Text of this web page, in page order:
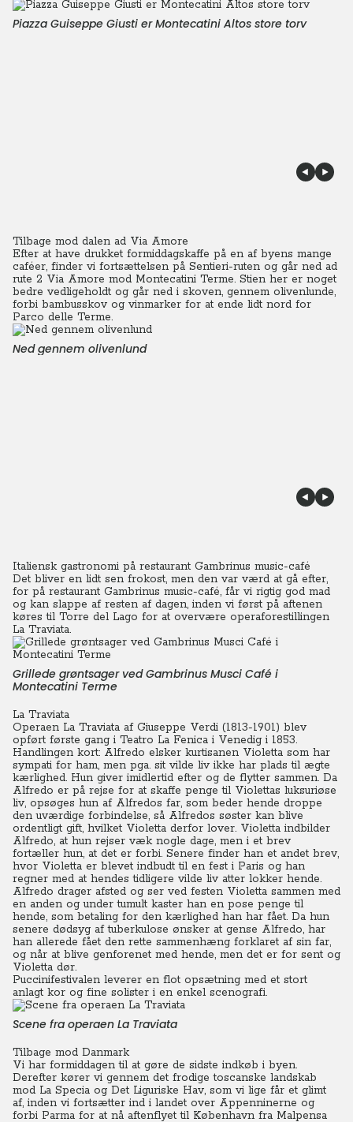
Piazza Guiseppe Giusti er Montecatini Altos store torv
Tilbage mod dalen ad Via Amore
Efter at have drukket formiddagskaffe på en af byens mange
caféer, finder vi fortsættelsen på Sentieri-ruten og går ned ad
rute 2 Via Amore mod Montecatini Terme. Stien her er noget
bedre vedligeholdt og går ned i skoven, gennem olivenlunde,
forbi bambusskov og vinmarker for at ende lidt nord for
Parco delle Terme.
Ned gennem olivenlund
Italiensk gastronomi på restaurant Gambrinus music-café
Det bliver en lidt sen frokost, men den var værd at gå efter,
for på restaurant Gambrinus music-café, får vi rigtig god mad
og kan slappe af resten af dagen, inden vi først på aftenen
køres til Torre del Lago for at overvære operaforestillingen
La Traviata.
Grillede grøntsager ved Gambrinus Musci Café i
Montecatini Terme
La Traviata
Operaen La Traviata af Giuseppe Verdi (1813-1901) blev
opført første gang i Teatro La Fenica i Venedig i 1853.
Handlingen kort: Alfredo elsker kurtisanen Violetta som har
sympati for ham, men pga. sit vilde liv ikke har plads til ægte
kærlighed. Hun giver imidlertid efter og de flytter sammen. Da
Alfredo er på rejse for at skaffe penge til Violettas luksuriøse
liv, opsøges hun af Alfredos far, som beder hende droppe
den uværdige forbindelse, så Alfredos søster kan blive
ordentligt gift, hvilket Violetta derfor lover. Violetta indbilder
Alfredo, at hun rejser væk nogle dage, men i et brev
fortæller hun, at det er forbi. Senere finder han et andet brev,
hvor Violetta er blevet indbudt til en fest i Paris og han
regner med at hendes tidligere vilde liv atter lokker hende.
Alfredo drager afsted og ser ved festen Violetta sammen med
en anden og under tumult kaster han en pose penge til
hende, som betaling for den kærlighed han har fået. Da hun
senere dødsyg af tuberkulose ønsker at gense Alfredo, har
han allerede fået den rette sammenhæng forklaret af sin far,
og når at blive genforenet med hende, men det er for sent og
Violetta dør.
Puccinifestivalen leverer en flot opsætning med et stort
anlagt kor og fine solister i en enkel scenografi.
Scene fra operaen La Traviata
Tilbage mod Danmark
Vi har formiddagen til at gøre de sidste indkøb i byen.
Derefter kører vi gennem det frodige toscanske landskab
mod La Specia og Det Liguriske Hav, som vi lige får et glimt
af, inden vi fortsætter ind i landet over Appenninerne og
forbi Parma for at nå aftenflyet til København fra Malpensa